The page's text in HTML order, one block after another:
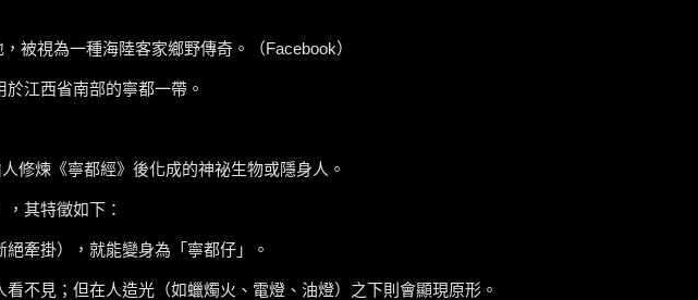
被視為一種海陸客家鄉野傳奇。（Facebook）
江西省南部的寧都一帶。
修煉《寧都經》後化成的神祕生物或隱身人。
其特徵如下：
牽掛），就能變身為「寧都仔」。
不見；但在人造光（如蠟燭火、電燈、油燈）之下則會顯現原形。